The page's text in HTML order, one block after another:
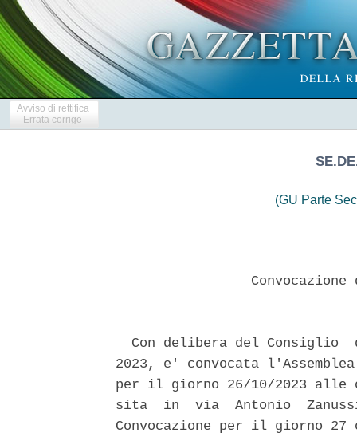
Avviso di rettifica
Errata corrige
(GU Parte
Con delibera del Consiglio
2023, e' convocata
per il giorno 26/10/2023 alle
sita  in  via  Antonio
Convocazione per il giorno